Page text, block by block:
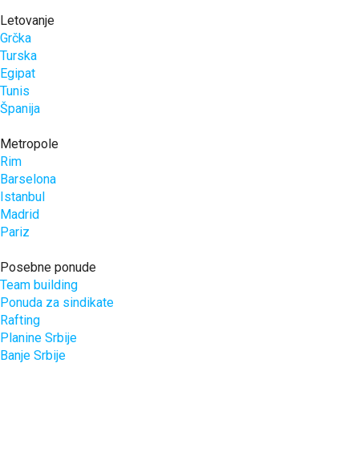
Letovanje
Grčka
Turska
Egipat
Tunis
Španija
Metropole
Rim
Barselona
Istanbul
Madrid
Pariz
Posebne ponude
Team building
Ponuda za sindikate
Rafting
Planine Srbije
Banje Srbije